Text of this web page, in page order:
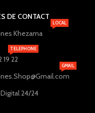
DE CONTACT
Khezama
LOCAL
19 22
TELEPHONE
GMAIL
24/24